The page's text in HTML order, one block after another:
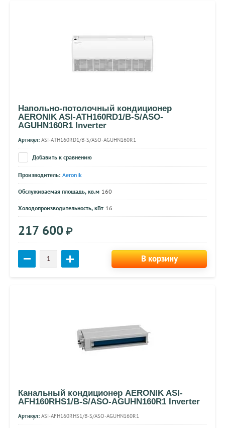
Напольно-потолочный кондиционер
AERONIK ASI-ATH160RD1/B-S/ASO-
AGUHN160R1 Inverter
Артикул: ASI-ATH160RD1/B-S/ASO-AGUHN160R1
Добавить к сравнению
Производитель: Aeronik
Обслуживаемая площадь, кв.м 160
Холодопроизводительность, кВт 16
217 600 ₽
В корзину
Канальный кондиционер AERONIK ASI-
AFH160RHS1/B-S/ASO-AGUHN160R1 Inverter
Артикул: ASI-AFH160RHS1/B-S/ASO-AGUHN160R1